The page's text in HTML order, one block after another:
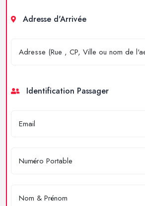
Adresse d'Arrivée
Identification Passager